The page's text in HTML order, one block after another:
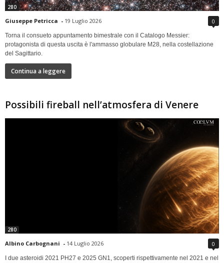
280
Giuseppe Petricca - 19 Luglio 2026 0
Torna il consueto appuntamento bimestrale con il Catalogo Messier:
protagonista di questa uscita è l'ammasso globulare M28, nella costellazione
del Sagittario.
Continua a leggere
Possibili fireball nell’atmosfera di Venere
280
Albino Carbognani - 14 Luglio 2026 0
I due asteroidi 2021 PH27 e 2025 GN1, scoperti rispettivamente nel 2021 e nel